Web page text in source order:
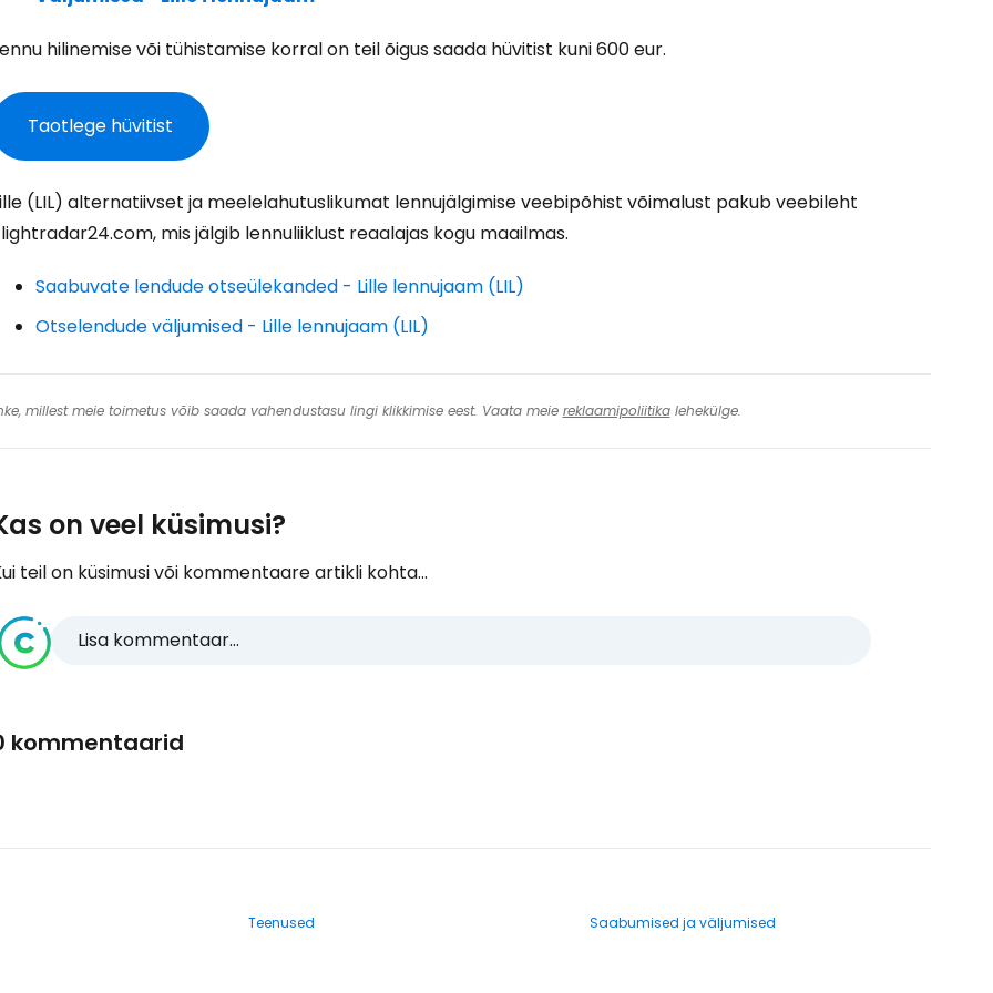
hilinemise või tühistamise korral on teil õigus saada hüvitist kuni 600 eur.
Taotlege hüvitist
(LIL) alternatiivset ja meelelahutuslikumat lennujälgimise veebipõhist võimalust pakub veebileht
mis jälgib lennuliiklust reaalajas kogu maailmas.
Saabuvate lendude otseülekanded - Lille lennujaam (LIL)
Otselendude väljumised - Lille lennujaam (LIL)
millest meie toimetus võib saada vahendustasu lingi klikkimise eest. Vaata meie reklaamipoliitikalehekülge.
on veel küsimusi?
teil on küsimusi või kommentaare artikli kohta...
Lisa kommentaar...
kommentaarid
Teenused Saabumised ja väljumised
Jätka Facebookiga